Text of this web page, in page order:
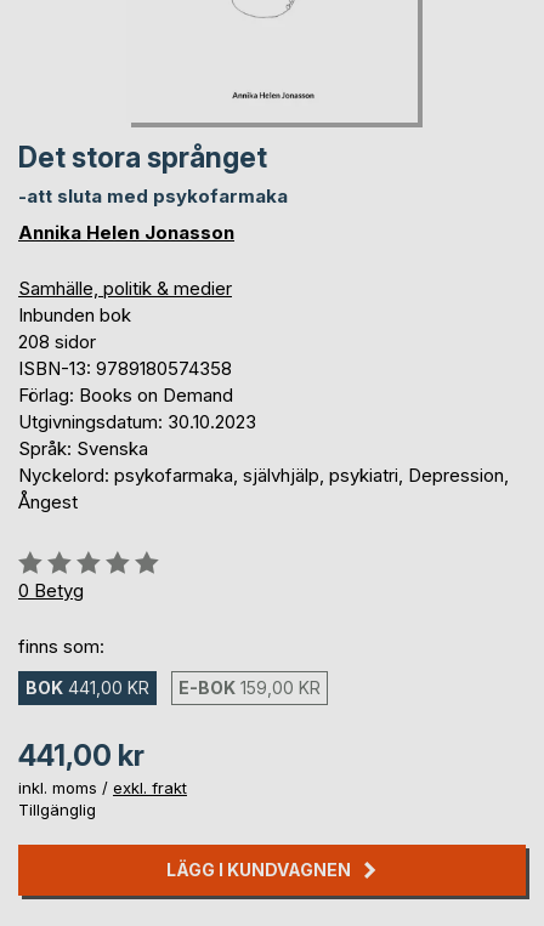
Det stora språnget
-att sluta med psykofarmaka
Annika Helen Jonasson
Samhälle, politik & medier
Inbunden bok
208 sidor
ISBN-13: 9789180574358
Förlag: Books on Demand
Utgivningsdatum: 30.10.2023
Språk: Svenska
Nyckelord: psykofarmaka, självhjälp, psykiatri, Depression,
Ångest
Betyg::
0%
0 Betyg
finns som:
BOK 441,00 KR E-BOK 159,00 KR
441,00 kr
inkl. moms / exkl. frakt
Tillgänglig
LÄGG I KUNDVAGNEN